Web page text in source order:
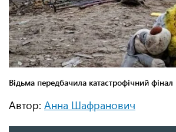
Автор: Анна Шафранович